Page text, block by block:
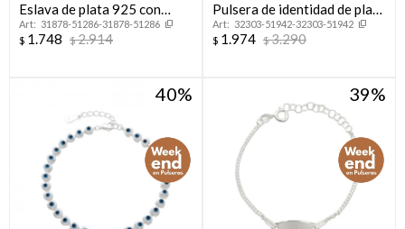
Eslava de plata 925 con
circonias y esmalte, OJO
TURCO.
31878-51286-31878-51286
$ 1.748 $2.914
Pulsera de identidad de plata
925 con dije
32303-51942-32303-51942
$ 1.974 $3.290
40 39